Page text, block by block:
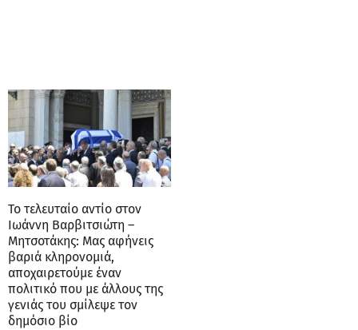
Το τελευταίο αντίο στον
Ιωάννη Βαρβιτσιώτη –
Μητσοτάκης: Μας αφήνεις
βαριά κληρονομιά,
αποχαιρετούμε έναν
πολιτικό που με άλλους της
γενιάς του σμίλεψε τον
δημόσιο βίο